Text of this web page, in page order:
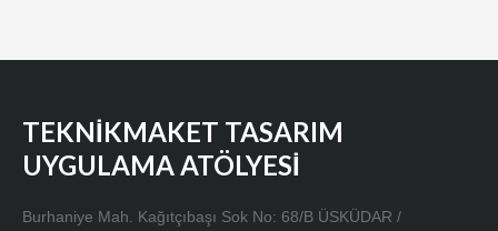
TEKNİKMAKET TASARIM
UYGULAMA ATÖLYESİ
Burhaniye Mah. Kağıtçıbaşı Sok No: 68/B ÜSKÜDAR /